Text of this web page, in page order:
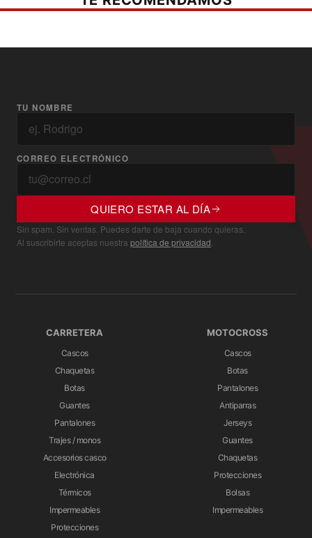
TU NOMBRE
CORREO ELECTRÓNICO
QUIERO ESTAR AL DÍA
Sin spam. Sin ventas. Puedes darte de baja cuando quieras.
Al suscribirte aceptas nuestra política de privacidad
CARRETERA
Cascos
Chaquetas
Botas
Guantes
Pantalones
Trajes / monos
Accesorios casco
Electrónica
Térmicos
Impermeables
Protecciones
MOTOCROSS
Cascos
Botas
Pantalones
Antiparras
Jerseys
Guantes
Chaquetas
Protecciones
Bolsas
Impermeables